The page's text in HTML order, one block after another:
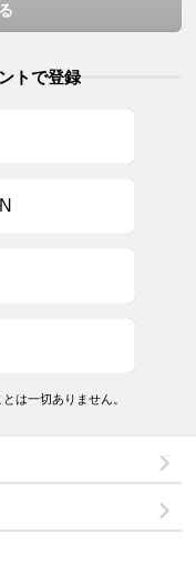
トで登録
は一切ありません。